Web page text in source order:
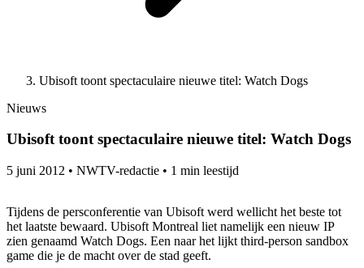
Ubisoft toont spectaculaire nieuwe titel: Watch Dogs
Nieuws
Ubisoft toont spectaculaire nieuwe titel: Watch Dogs
5 juni 2012 • NWTV-redactie • 1 min leestijd
Tijdens de persconferentie van Ubisoft werd wellicht het beste tot
het laatste bewaard. Ubisoft Montreal liet namelijk een nieuw IP
zien genaamd Watch Dogs. Een naar het lijkt third-person sandbox
game die je de macht over de stad geeft.